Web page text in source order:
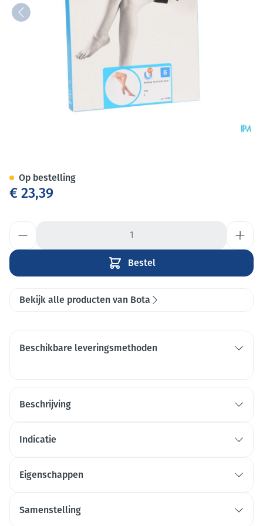
€ 23,39
Bestel
Op bestelling
Bekijk alle producten van Bota
Beschikbare leveringsmethoden
Beschrijving
Indicatie
Eigenschappen
Samenstelling